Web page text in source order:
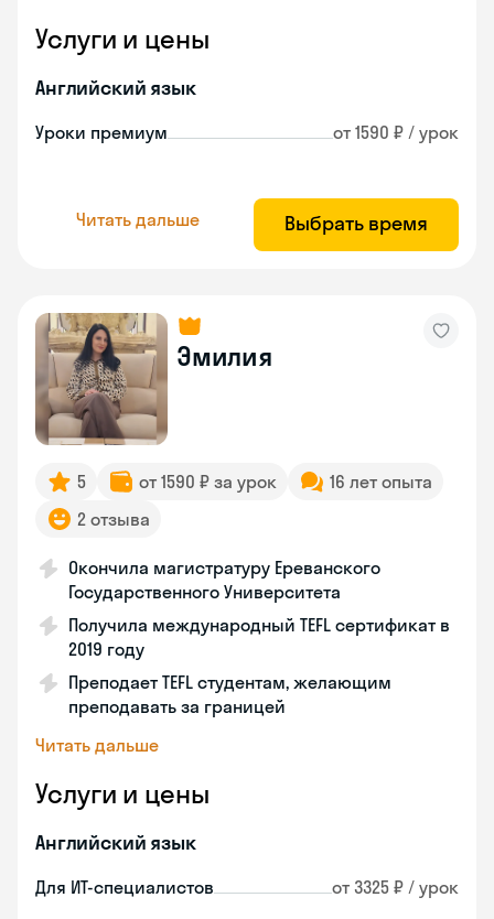
Услуги и цены
Английский язык
Уроки премиум от 1590 ₽ / урок
Читать дальше Выбрать время
Эмилия
5 от 1590 ₽ за урок
16 лет опыта
2 отзыва
Окончила магистратуру Ереванского
Государственного Университета
Получила международный TEFL сертификат в
2019 году
Преподает TEFL студентам, желающим
преподавать за границей
Читать дальше
Услуги и цены
Английский язык
Для ИТ-специалистов от 3325 ₽ / урок